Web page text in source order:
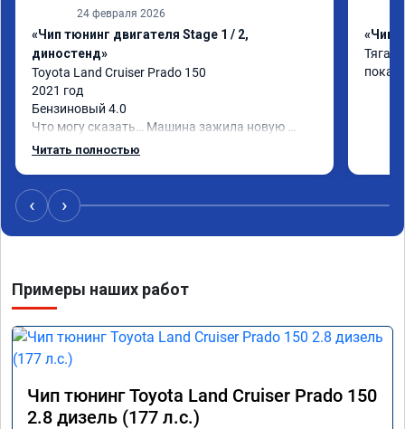
24 февраля 2026
«Чип тюнинг двигателя Stage 1 / 2,
диностенд»
Toyota Land Cruiser Prado 150
2021 год
Бензиновый 4.0
Что могу сказать… Машина зажила новую
жизнь)
Самое заметное - машина стала лучше
отзываться на педаль газа и тянуть с низов.
Пропали легкие удары в коробе при резком
Жалею что не прошил сразу при покупке)
Рекомендую!
Читать полностью
«Чип
Тяга
‹ ›
Примеры наших работ
Чип тюнинг Toyota Land Cruiser Prado 150
2.8 дизель (177 л.с.)